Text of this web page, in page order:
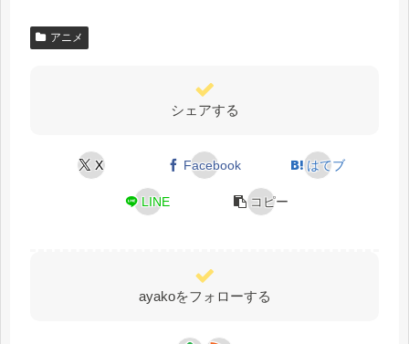
アニメ
シェアする
X Facebook はてブ
LINE コピー
ayakoをフォローする